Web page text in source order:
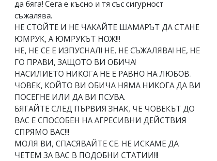
да бяга! Сега е късно и тя със сигурност
съжалява.
НЕ СТОЙТЕ И НЕ ЧАКАЙТЕ ШАМАРЪТ ДА СТАНЕ
ЮМРУК, А ЮМРУКЪТ НОЖ!!!
НЕ, НЕ СЕ Е ИЗПУСНАЛ! НЕ, НЕ СЪЖАЛЯВА! НЕ, НЕ
ГО ПРАВИ, ЗАЩОТО ВИ ОБИЧА!
НАСИЛИЕТО НИКОГА НЕ Е РАВНО НА ЛЮБОВ.
ЧОВЕК, КОЙТО ВИ ОБИЧА НЯМА НИКОГА ДА ВИ
ПОСЕГНЕ ИЛИ ДА ВИ ПСУВА.
БЯГАЙТЕ СЛЕД ПЪРВИЯ ЗНАК, ЧЕ ЧОВЕКЪТ ДО
ВАС Е СПОСОБЕН НА АГРЕСИВНИ ДЕЙСТВИЯ
СПРЯМО ВАС!!!
МОЛЯ ВИ, СПАСЯВАЙТЕ СЕ. НЕ ИСКАМЕ ДА
ЧЕТЕМ ЗА ВАС В ПОДОБНИ СТАТИИ!!!